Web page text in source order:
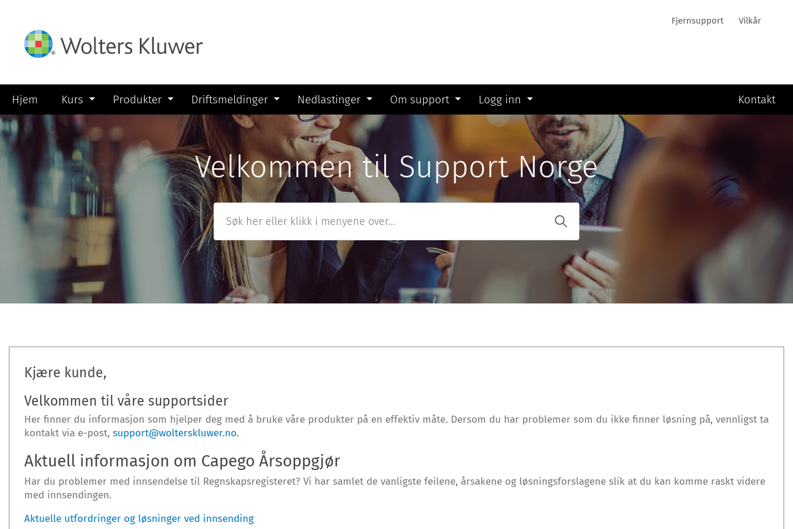
Fjernsupport Vilkår
Hjem Kurs Produkter Driftsmeldinger Nedlastinger Om support Logg inn Kontakt
Velkommen til Support Norge
Kjære kunde,
Velkommen til våre supportsider
Her finner du informasjon som hjelper deg med å bruke våre produkter på en effektiv måte. Dersom du har problemer som du ikke finner løsning på, vennligst ta
kontakt via e-post, support@wolterskluwer.no.
Aktuell informasjon om Capego Årsoppgjør
Har du problemer med innsendelse til Regnskapsregisteret? Vi har samlet de vanligste feilene, årsakene og løsningsforslagene slik at du kan komme raskt videre
med innsendingen.
Aktuelle utfordringer og løsninger ved innsending